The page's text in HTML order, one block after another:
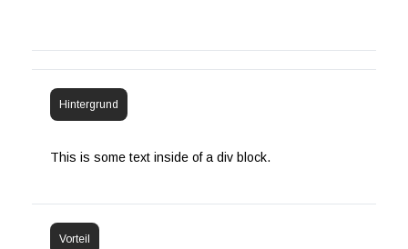
Hintergrund
This is some text inside of a div block.
Vorteil